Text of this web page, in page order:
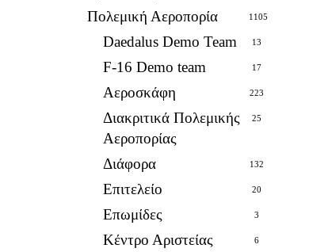
Πολεμική Αεροπορία 1105
Daedalus Demo Team 13
F-16 Demo team 17
Αεροσκάφη 223
Διακριτικά Πολεμικής
Αεροπορίας
25
Διάφορα 132
Επιτελείο 20
Επωμίδες 3
Κέντρο Αριστείας 6